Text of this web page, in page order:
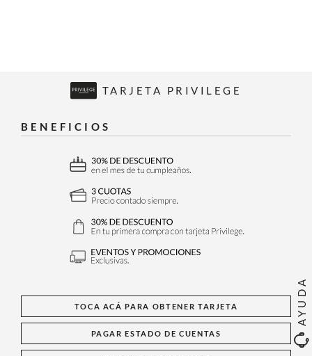
AYUDA
TARJETA PRIVILEGE
BENEFICIOS
TOCA ACÁ PARA OBTENER TARJETA
PAGAR ESTADO DE CUENTAS